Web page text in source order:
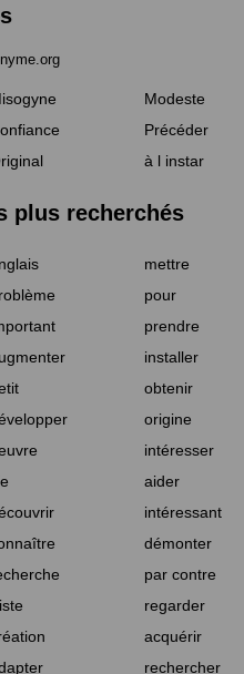
Modeste
Précéder
à l instar
plus recherchés
mettre
pour
prendre
installer
obtenir
origine
intéresser
aider
intéressant
démonter
par contre
regarder
acquérir
rechercher